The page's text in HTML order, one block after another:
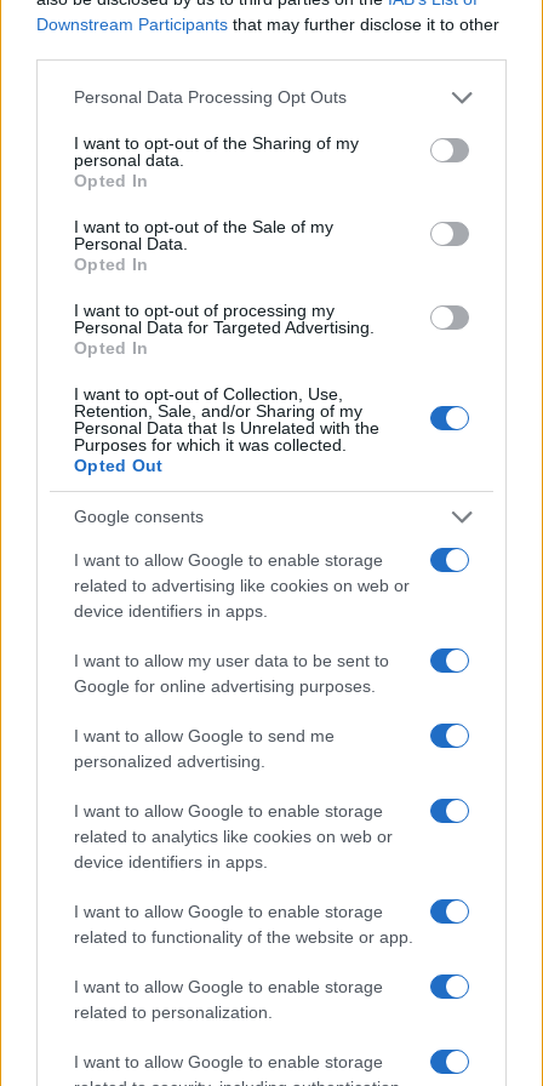
Downstream Participants that may further disclose it to other
Please note that this website/app uses one or more Google
not limited to your visit or usage behaviour. You may click to
grant or deny consent to Google and its third-party tags to
use your data for below specified purposes in below Google
consent section.
Personal Data Processing Opt Outs
I want to opt-out of the Sharing of my
personal data.
Opted In
I want to opt-out of the Sale of my
Personal Data.
Opted In
I want to opt-out of processing my
Personal Data for Targeted Advertising.
Opted In
I want to opt-out of Collection, Use,
Retention, Sale, and/or Sharing of my
Personal Data that Is Unrelated with the
Purposes for which it was collected.
Opted Out
Google consents
I want to allow Google to enable storage
related to advertising like cookies on web or
device identifiers in apps.
I want to allow my user data to be sent to
Google for online advertising purposes.
I want to allow Google to send me
personalized advertising.
I want to allow Google to enable storage
related to analytics like cookies on web or
device identifiers in apps.
I want to allow Google to enable storage
related to functionality of the website or app.
I want to allow Google to enable storage
related to personalization.
I want to allow Google to enable storage
Sigue leyendo
CRIPTOMONEDAS
Hackers de Corea del Norte comprometen a OPPO y Coinbase
en una campaña global de robo de criptomonedas
CRIPTOMONEDAS